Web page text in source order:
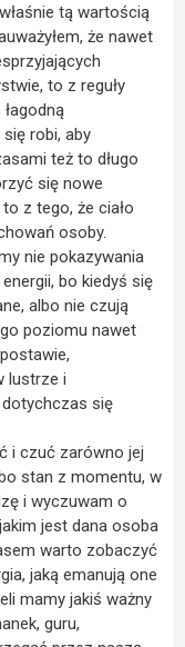
tą wartością
że nawet
to z reguły
robi, aby
też to długo
się nowe
z tego, że ciało
osoby.
nie pokazywania
bo kiedyś się
albo nie czują
poziomu nawet
lustrze i
się
i czuć zarówno jej
stan z momentu, w
i wyczuwam o
jest dana osoba
warto zobaczyć
jaką emanują one
mamy jakiś ważny
guru,